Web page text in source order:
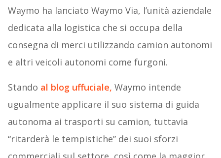
Waymo ha lanciato Waymo Via, l’unità aziendale
dedicata alla logistica che si occupa della
consegna di merci utilizzando camion autonomi
e altri veicoli autonomi come furgoni.
Stando al blog uffuciale, Waymo intende
ugualmente applicare il suo sistema di guida
autonoma ai trasporti su camion, tuttavia
“ritarderà le tempistiche” dei suoi sforzi